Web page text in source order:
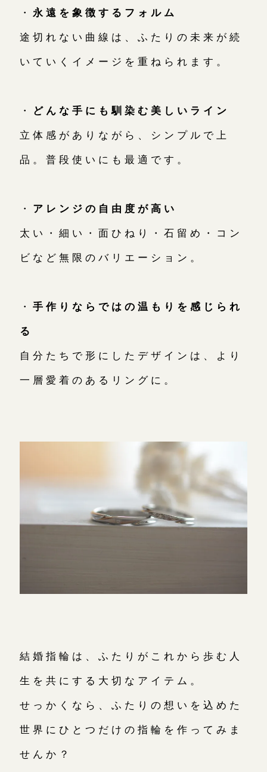
・ 永遠を象徴するフォルム
途切れない曲線は、ふたりの未来が続
いていくイメージを重ねられます。
・ どんな手にも馴染む美しいライン
立体感がありながら、シンプルで上
品。普段使いにも最適です。
・ アレンジの自由度が高い
太い・細い・面ひねり・石留め・コン
ビなど無限のバリエーション。
・ 手作りならではの温もりを感じられ
る
自分たちで形にしたデザインは、より
一層愛着のあるリングに。
結婚指輪は、ふたりがこれから歩む人
生を共にする大切なアイテム。
せっかくなら、ふたりの想いを込めた
世界にひとつだけの指輪を作ってみま
せんか？